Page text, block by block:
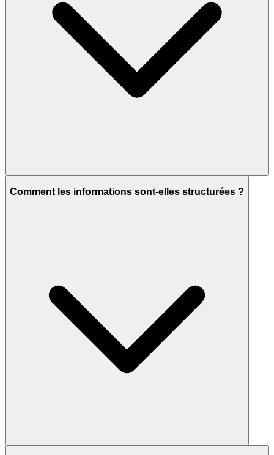
Comment les informations sont-elles structurées ?